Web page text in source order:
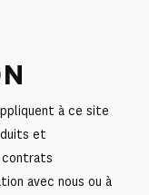
à ce site
et
contrats
avec nous ou à